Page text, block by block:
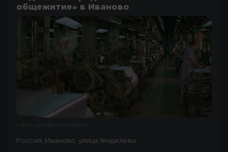
общежитие» в Иваново
сайт yandex.ru/video
Россия, Иваново, улица Жиделева